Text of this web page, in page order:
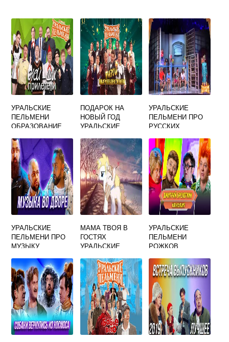
УРАЛЬСКИЕ
ПЕЛЬМЕНИ
ОБРАЗОВАНИЕ
ПОДАРОК НА
НОВЫЙ ГОД
УРАЛЬСКИЕ
УРАЛЬСКИЕ
ПЕЛЬМЕНИ ПРО
РУССКИХ
УРАЛЬСКИЕ
ПЕЛЬМЕНИ ПРО
МУЗЫКУ
МАМА ТВОЯ В
ГОСТЯХ
УРАЛЬСКИЕ
УРАЛЬСКИЕ
ПЕЛЬМЕНИ
РОЖКОВ
БРЕКОТКИН